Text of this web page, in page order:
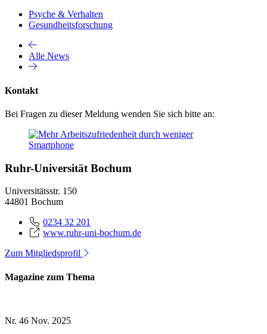
Psyche & Verhalten
Gesundheitsforschung
Alle News
Kontakt
Bei Fragen zu dieser Meldung wenden Sie sich bitte an:
Ruhr-Universität Bochum
Universitätsstr. 150
44801 Bochum
0234 32 201
www.ruhr-uni-bochum.de
Zum Mitgliedsprofil
Magazine zum Thema
Nr. 46 Nov. 2025